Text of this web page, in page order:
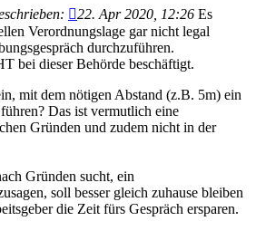
22. Apr 2020, 12:26 Es
Verordnungslage gar nicht legal
durchzuführen.
bei dieser Behörde beschäftigt.
mit dem nötigen Abstand (z.B. 5m) ein
Das ist vermutlich eine
Gründen und zudem nicht in der
Gründen sucht, ein
soll besser gleich zuhause bleiben
die Zeit fürs Gespräch ersparen.